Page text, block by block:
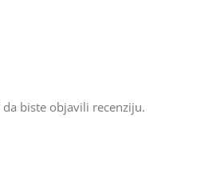
da biste objavili recenziju.